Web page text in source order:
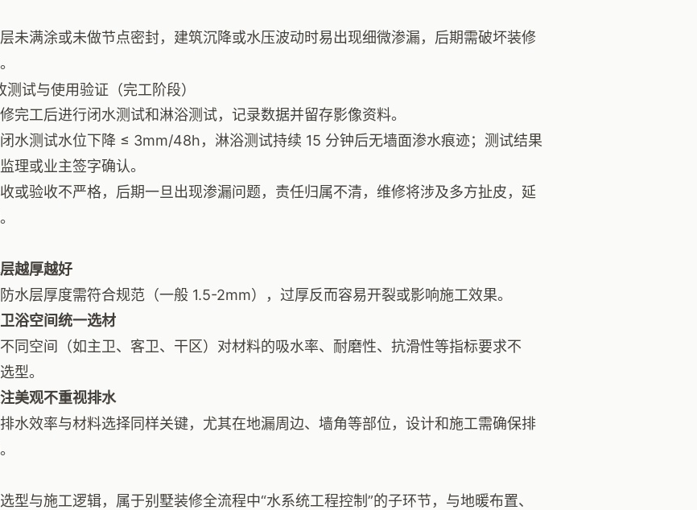
未满涂或未做节点密封，建筑沉降或水压波动时易出现细微渗漏，后期需破坏装修
测试与使用验证（完工阶段）
完工后进行闭水测试和淋浴测试，记录数据并留存影像资料。
水测试水位下降 ≤ 3mm/48h，淋浴测试持续 15 分钟后无墙面渗水痕迹；测试结果
理或业主签字确认。
或验收不严格，后期一旦出现渗漏问题，责任归属不清，维修将涉及多方扯皮，延
越厚越好
水层厚度需符合规范（一般 1.5-2mm），过厚反而容易开裂或影响施工效果。
浴空间统一选材
同空间（如主卫、客卫、干区）对材料的吸水率、耐磨性、抗滑性等指标要求不
型。
美观不重视排水
水效率与材料选择同样关键，尤其在地漏周边、墙角等部位，设计和施工需确保排
型与施工逻辑，属于别墅装修全流程中“水系统工程控制”的子环节，与地暖布置、